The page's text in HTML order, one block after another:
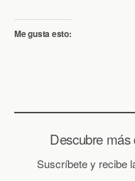
Me gusta esto:
Descubre
Suscríbete y recibe